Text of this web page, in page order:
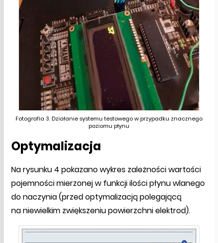
Fotografia 3. Działanie systemu testowego w przypadku znacznego
poziomu płynu
Optymalizacja
Na rysunku 4 pokazano wykres zależności wartości
pojemności mierzonej w funkcji ilości płynu wlanego
do naczynia (przed optymalizacją polegającą
na niewielkim zwiększeniu powierzchni elektrod).